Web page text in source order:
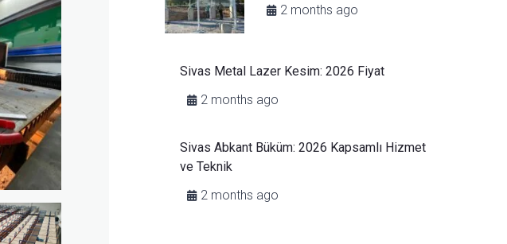
2 months ago
Sivas Metal Lazer Kesim: 2026 Fiyat
2 months ago
Sivas Abkant Büküm: 2026 Kapsamlı Hizmet
ve Teknik
2 months ago